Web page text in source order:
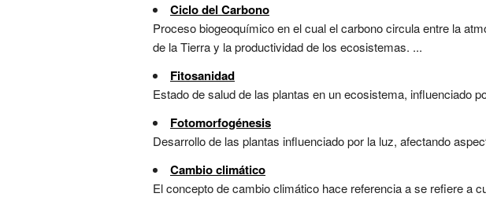
Ciclo del Carbono
Proceso biogeoquímico en el cual el carbono circula entre la
de la Tierra y la productividad de los ecosistemas. ...
Fitosanidad
Estado de salud de las plantas en un ecosistema, influenciado
Fotomorfogénesis
Desarrollo de las plantas influenciado por la luz, afectando
Cambio climático
El concepto de cambio climático hace referencia a se refiere a